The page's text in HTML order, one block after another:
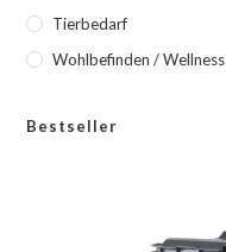
Tierbedarf
Wohlbefinden / Wellness
Bestseller